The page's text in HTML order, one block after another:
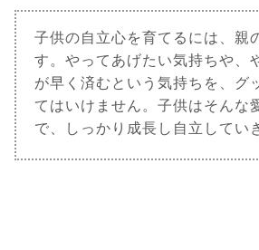
子供の自立心を育てるには、親
す。やってあげたい気持ちや、
が早く済むという気持ちを、グ
てはいけません。子供はそんな
で、しっかり成長し自立してい